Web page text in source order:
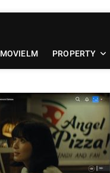
MOVIELM PROPERTY